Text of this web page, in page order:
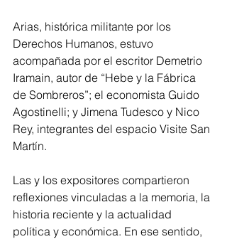
Arias, histórica militante por los
Derechos Humanos, estuvo
acompañada por el escritor Demetrio
Iramain, autor de “Hebe y la Fábrica
de Sombreros”; el economista Guido
Agostinelli; y Jimena Tudesco y Nico
Rey, integrantes del espacio Visite San
Martín.
Las y los expositores compartieron
reflexiones vinculadas a la memoria, la
historia reciente y la actualidad
política y económica. En ese sentido,